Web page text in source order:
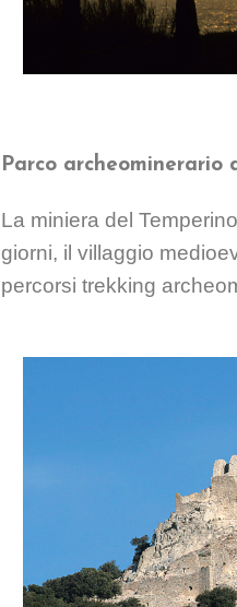
Parco
La miniera del
giorni, il villaggio
percorsi trekking